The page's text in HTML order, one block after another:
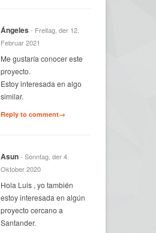
Ángeles - Freitag, der 12.
Februar 2021
Me gustaría conocer este
proyecto.
Estoy interesada en algo
similar.
Reply to comment→
Asun- Sonntag, der 4.
Oktober 2020
Hola Luis , yo también
estoy interesada en algún
proyecto cercano a
Santander.